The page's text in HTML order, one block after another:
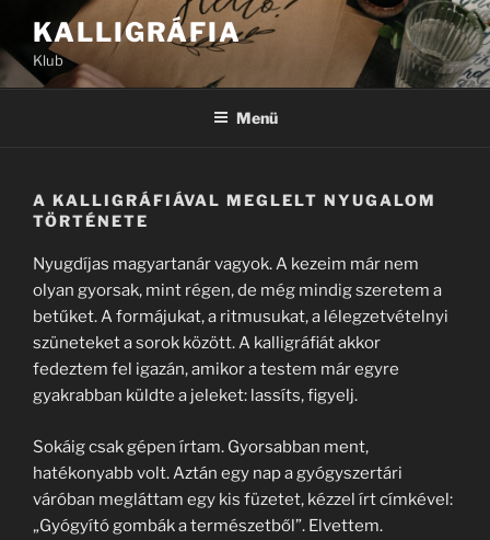
Tartalomhoz
KALLIGRÁFIA
Klub
Menü
A KALLIGRÁFIÁVAL MEGLELT NYUGALOM
TÖRTÉNETE
Nyugdíjas magyartanár vagyok. A kezeim már nem
olyan gyorsak, mint régen, de még mindig szeretem a
betűket. A formájukat, a ritmusukat, a lélegzetvételnyi
szüneteket a sorok között. A kalligráfiát akkor
fedeztem fel igazán, amikor a testem már egyre
gyakrabban küldte a jeleket: lassíts, figyelj.
Sokáig csak gépen írtam. Gyorsabban ment,
hatékonyabb volt. Aztán egy nap a gyógyszertári
váróban megláttam egy kis füzetet, kézzel írt címkével:
„Gyógyító gombák a természetből”. Elvettem.